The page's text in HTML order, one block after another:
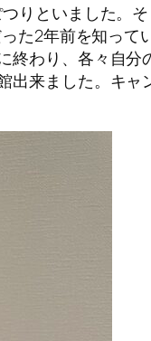
りといました。
た2年前を知って
わり、各々自
来ました。キ